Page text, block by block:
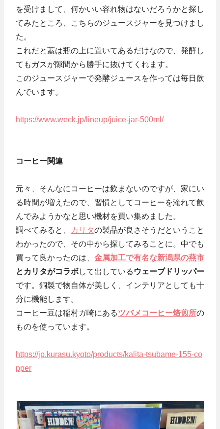
を受けまして、何かいい容れ物はないだろうかと探し
てみたところ、こちらのジュースジャーを見つけまし
た。
これだと蓋は瓶の上に置いてあるだけなので、発酵し
てもガスが隙間から勝手に抜けてくれます。
このジュースジャーで発酵ジュースを作っては毎日飲
んでいます。
https://www.weck.jp/lineup/juice-jar-500ml/
コーヒー関連
元々、そんなにコーヒーは飲まないのですが、家にい
る時間が増えたので、習慣としてコーヒーを淹れて飲
んでみようかなと思い機材を買い集めました。
調べてみると、
カリタの製品が良さそうだということ
わかったので、その中から探してみることに。中でも
買って良かったのは、 金属加工で有名な新潟県の燕市
とカリタがコラボして出している ウェーブドリッパー
です。銅製で物自体が美しく、インテリアとしても十
分に機能します。
コーヒー豆は稲村ガ崎にあるツバメコーヒー焙煎所の
ものを使っています。
https://jp.kurasu.kyoto/products/kalita-tsubame-155-co
pper